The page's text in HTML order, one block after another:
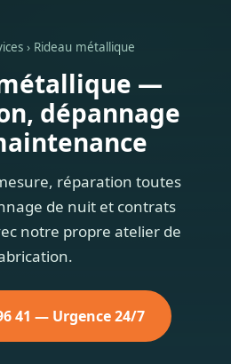
› Rideau métallique
—
dépannage
réparation toutes
de nuit et contrats
notre propre atelier de
41 — Urgence 24/7